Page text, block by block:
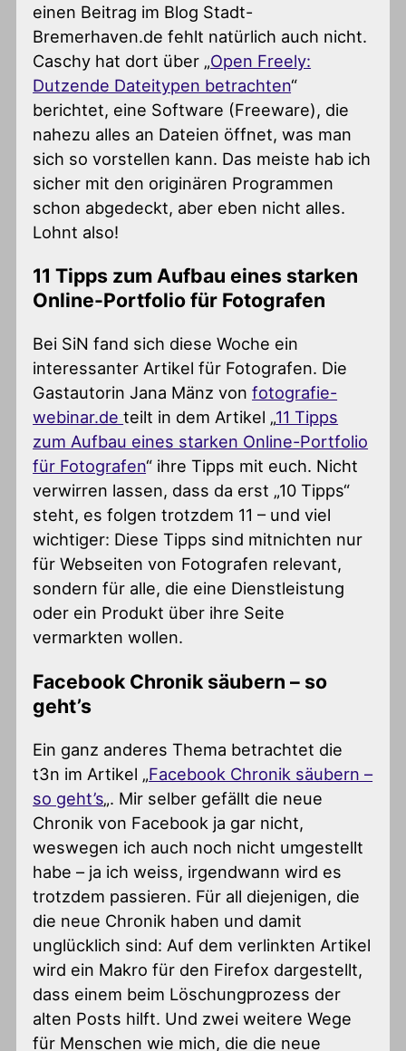
einen Beitrag im Blog Stadt-
Bremerhaven.de fehlt natürlich auch nicht.
Caschy hat dort über „Open Freely:
Dutzende Dateitypen betrachten“
berichtet, eine Software (Freeware), die
nahezu alles an Dateien öffnet, was man
sich so vorstellen kann. Das meiste hab ich
sicher mit den originären Programmen
schon abgedeckt, aber eben nicht alles.
Lohnt also!
11 Tipps zum Aufbau eines starken
Online-Portfolio für Fotografen
Bei SiN fand sich diese Woche ein
interessanter Artikel für Fotografen. Die
Gastautorin Jana Mänz vonfotografie-
webinar.deteilt in dem Artikel „11 Tipps
zum Aufbau eines starken Online-Portfolio
für Fotografen“ ihre Tipps mit euch. Nicht
verwirren lassen, dass da erst „10 Tipps“
steht, es folgen trotzdem 11 – und viel
wichtiger: Diese Tipps sind mitnichten nur
für Webseiten von Fotografen relevant,
sondern für alle, die eine Dienstleistung
oder ein Produkt über ihre Seite
vermarkten wollen.
Facebook Chronik säubern – so
geht’s
Ein ganz anderes Thema betrachtet die
t3n im Artikel „Facebook Chronik säubern –
so geht’s„. Mir selber gefällt die neue
Chronik von Facebook ja gar nicht,
weswegen ich auch noch nicht umgestellt
habe – ja ich weiss, irgendwann wird es
trotzdem passieren. Für all diejenigen, die
die neue Chronik haben und damit
unglücklich sind: Auf dem verlinkten Artikel
wird ein Makro für den Firefox dargestellt,
dass einem beim Löschungprozess der
alten Posts hilft. Und zwei weitere Wege
für Menschen wie mich, die die neue